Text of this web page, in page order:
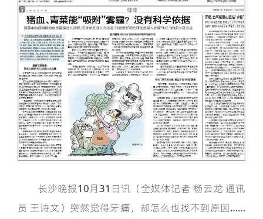
长沙晚报10月31日讯（全媒体记者 杨云龙 通讯
员 王诗文）突然觉得牙痛，却怎么也找不到原因……